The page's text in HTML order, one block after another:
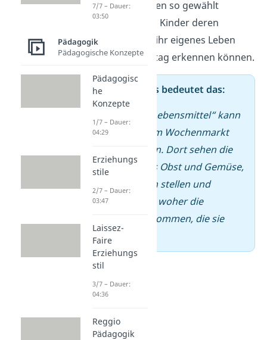
Themen sollten so gewählt
werden, dass Kinder deren
Relevanz für ihr eigenes Leben
und ihren Alltag erkennen können.
➡️ In der Praxis bedeutet das:
Beim Thema „Lebensmittel“ kann
ein Ausflug zum Wochenmarkt
geplant werden. Dort sehen die
Kinder frisches Obst und Gemüse,
können Fragen stellen und
erleben direkt, woher die
Lebensmittel kommen, die sie
kennen.
7/7 – Dauer:
03:50
Pädagogik
Pädagogische Konzepte
Pädagogisc
he
Konzepte
1/7 – Dauer:
04:29
Erziehungs
stile
2/7 – Dauer:
03:47
Laissez-
Faire
Erziehungs
stil
3/7 – Dauer:
04:36
Reggio
Pädagogik